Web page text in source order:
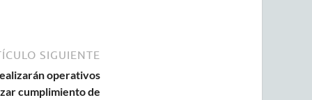
SIGUIENTE
operativos
cumplimiento de